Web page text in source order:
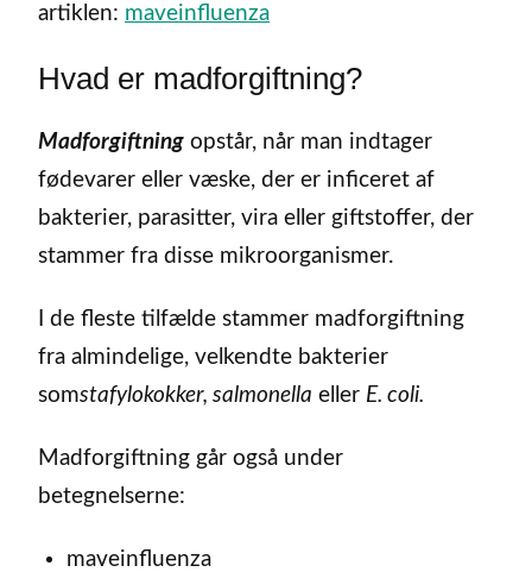
artiklen: maveinfluenza
Hvad er madforgiftning?
Madforgiftning opstår, når man indtager
fødevarer eller væske, der er inficeret af
bakterier, parasitter, vira eller giftstoffer, der
stammer fra disse mikroorganismer.
I de fleste tilfælde stammer madforgiftning
fra almindelige, velkendte bakterier
somstafylokokker, salmonella eller E. coli.
Madforgiftning går også under
betegnelserne:
maveinfluenza